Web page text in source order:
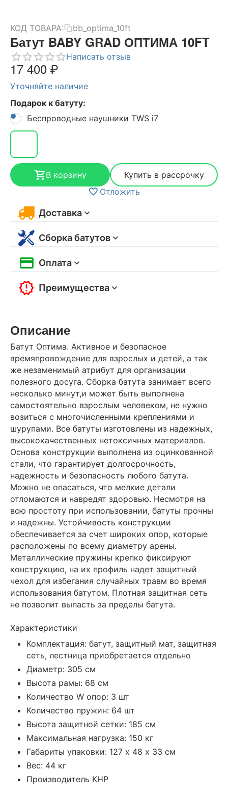
КОД ТОВАРА: bb_optima_10ft
Батут BABY GRAD ОПТИМА 10FT
Написать отзыв
17 400₽
Уточняйте наличие
Подарок к батуту:
Беспроводные наушники TWS i7
В корзину
Купить в рассрочку
Отложить
Доставка
Сборка батутов
Оплата
Преимущества
Описание
Батут Оптима. Активное и безопасное
времяпровождение для взрослых и детей, а так
же незаменимый атрибут для организации
полезного досуга. Сборка батута занимает всего
несколько минут,и может быть выполнена
самостоятельно взрослым человеком, не нужно
возиться с многочисленными креплениями и
шурупами. Все батуты изготовлены из надежных,
высококачественных нетоксичных материалов.
Основа конструкции выполнена из оцинкованной
стали, что гарантирует долгосрочность,
надежность и безопасность любого батута.
Можно не опасаться, что мелкие детали
отломаются и навредят здоровью. Несмотря на
всю простоту при использовании, батуты прочны
и надежны. Устойчивость конструкции
обеспечивается за счет широких опор, которые
расположены по всему диаметру арены.
Металлические пружины крепко фиксируют
конструкцию, на их профиль надет защитный
чехол для избегания случайных травм во время
использования батутом. Плотная защитная сеть
не позволит выпасть за пределы батута.
Характеристики
Комплектация: батут, защитный мат, защитная
сеть, лестница приобретается отдельно
Диаметр: 305 см
Высота рамы: 68 см
Количество W опор: 3 шт
Количество пружин: 64 шт
Высота защитной сетки: 185 см
Максимальная нагрузка: 150 кг
Габариты упаковки: 127 х 48 х 33 см
Вес: 44 кг
Производитель КНР